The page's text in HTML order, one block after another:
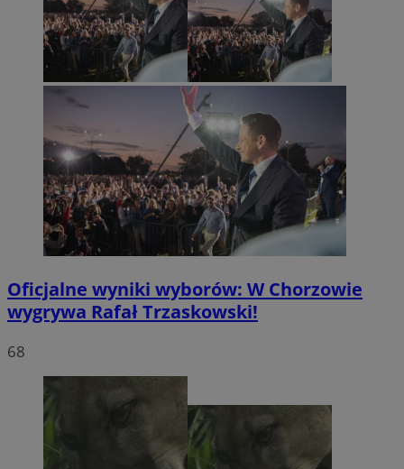
Oficjalne wyniki wyborów: W Chorzowie
wygrywa Rafał Trzaskowski!
68